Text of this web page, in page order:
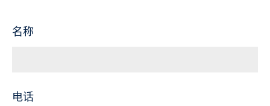
名称
电话